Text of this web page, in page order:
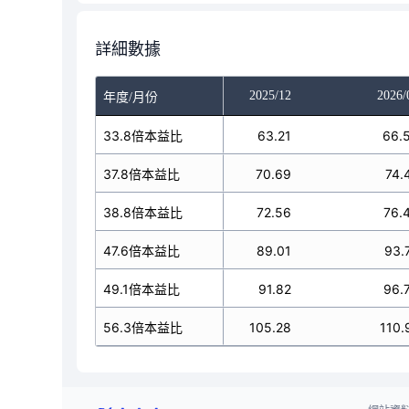
詳細數據
年度/月份
2025/11 2025/12 2026/
33.8倍本益比
37.8倍本益比
38.8倍本益比
47.6倍本益比
49.1倍本益比
56.3倍本益比
63.21 63.21
70.69 70.69
72.56 72.56
89.01 89.01
91.82 91.82
105.28 105.28